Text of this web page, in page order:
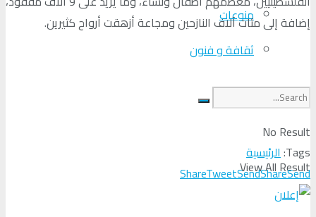
منوعات
ثقافة و فنون
No Result
View All Result
إضافة إلى مئات آلاف النازحين ومجاعة أزهقت أرواح كثيرين.
Tags: الرئيسية
ShareTweetSendShareSend